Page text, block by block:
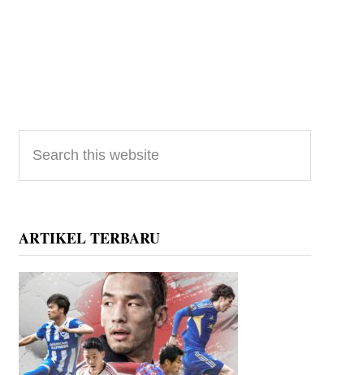
Primary
Sidebar
this
website
ARTIKEL TERBARU